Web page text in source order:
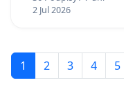
2 Jul 2026
1 2 3 4 5